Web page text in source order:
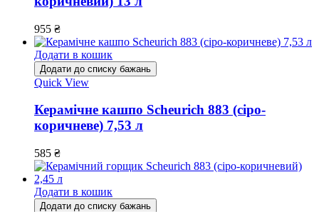
955 ₴
Додати в кошик
Додати до списку бажань
Quick View
Керамічне кашпо Scheurich 883 (сіро-
коричневе) 7,53 л
585 ₴
Додати в кошик
Додати до списку бажань